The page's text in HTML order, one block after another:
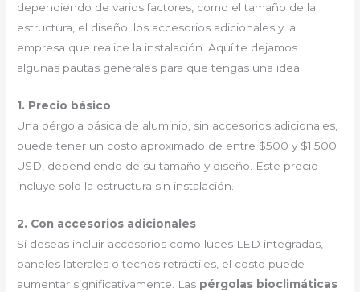
dependiendo de varios factores, como el tamaño de la
estructura, el diseño, los accesorios adicionales y la
empresa que realice la instalación. Aquí te dejamos
algunas pautas generales para que tengas una idea:
1. Precio básico
Una pérgola básica de aluminio, sin accesorios adicionales,
puede tener un costo aproximado de entre $500 y $1,500
USD, dependiendo de su tamaño y diseño. Este precio
incluye solo la estructura sin instalación.
2. Con accesorios adicionales
Si deseas incluir accesorios como luces LED integradas,
paneles laterales o techos retráctiles, el costo puede
aumentar significativamente. Las pérgolas bioclimáticas